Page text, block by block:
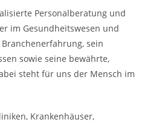
Personalberatung und
im Gesundheitswesen und
sein
sowie seine bewährte,
steht für uns der Mensch im
Krankenhäuser,